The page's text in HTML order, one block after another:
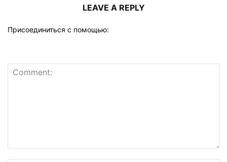
LEAVE A REPLY
Присоединиться с помощью: